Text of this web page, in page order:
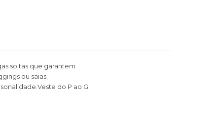
soltas que garantem
ou saias.
do P ao G.